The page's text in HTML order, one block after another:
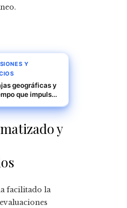
Y
geográficas y
que impulsan
de
y
facilitado la